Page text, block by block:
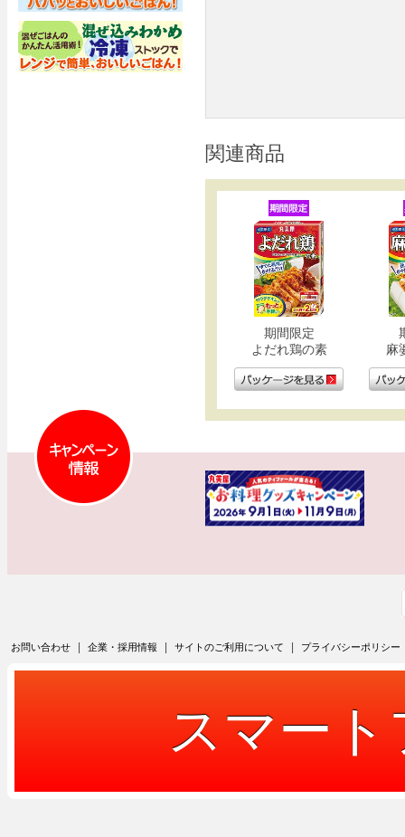
関連商品
期間限定
よだれ鶏の素
麻
お問い合わせ 企業・採用情報 サイトのご利用について プライバシーポリシー
スマート